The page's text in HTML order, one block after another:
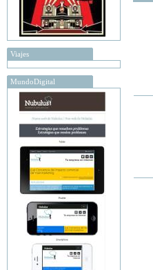
Viajes
MundoDigital